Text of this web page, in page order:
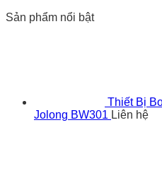
Sản phẩm nổi bật
Thiết Bị
Jolong BW301 Liên hệ